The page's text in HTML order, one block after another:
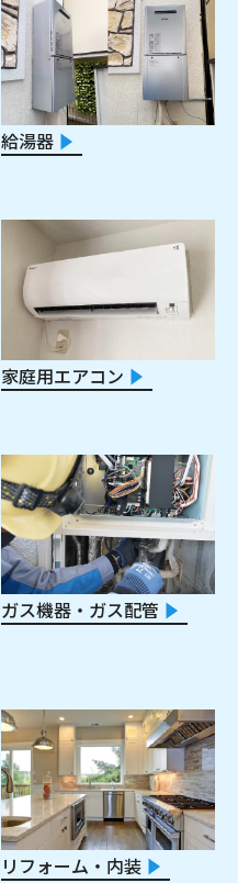
給湯器
家庭用エアコン
ガス機器・ガス配管
リフォーム・内装